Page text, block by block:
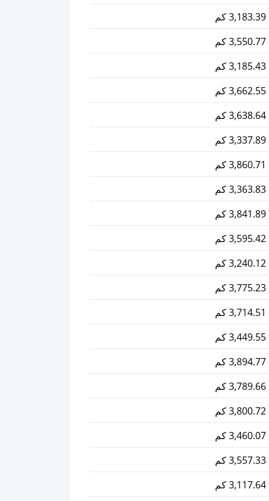
3,183.39 كم
3,550.77 كم
3,185.43 كم
3,662.55 كم
3,638.64 كم
3,337.89 كم
3,860.71 كم
3,363.83 كم
3,841.89 كم
3,595.42 كم
3,240.12 كم
3,775.23 كم
3,714.51 كم
3,449.55 كم
3,894.77 كم
3,789.66 كم
3,800.72 كم
3,460.07 كم
3,557.33 كم
3,117.64 كم